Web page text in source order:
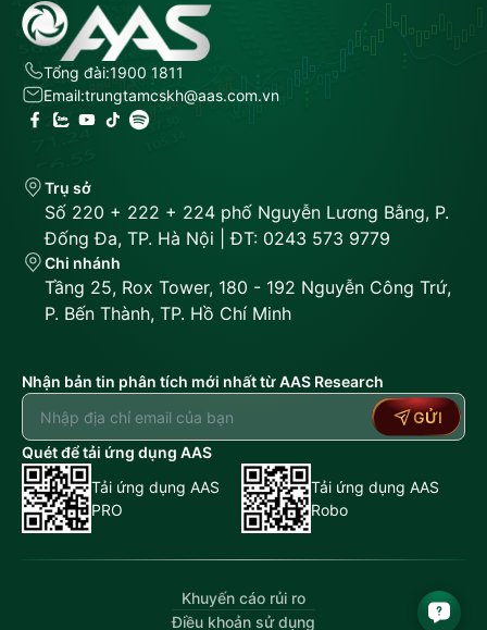
Tổng đài:1900 1811
Email:trungtamcskh@aas.com.vn
Trụ sở
Số 220 + 222 + 224 phố Nguyễn Lương Bằng, P.
Đống Đa, TP. Hà Nội | ĐT: 0243 573 9779
Chi nhánh
Tầng 25, Rox Tower, 180 - 192 Nguyễn Công Trứ,
P. Bến Thành, TP. Hồ Chí Minh
Nhận bản tin phân tích mới nhất từ AAS Research
GỬI
Quét để tải ứng dụng AAS
Tải ứng dụng AAS
PRO
Tải ứng dụng AAS
Robo
Khuyến cáo rủi ro
Điều khoản sử dụng